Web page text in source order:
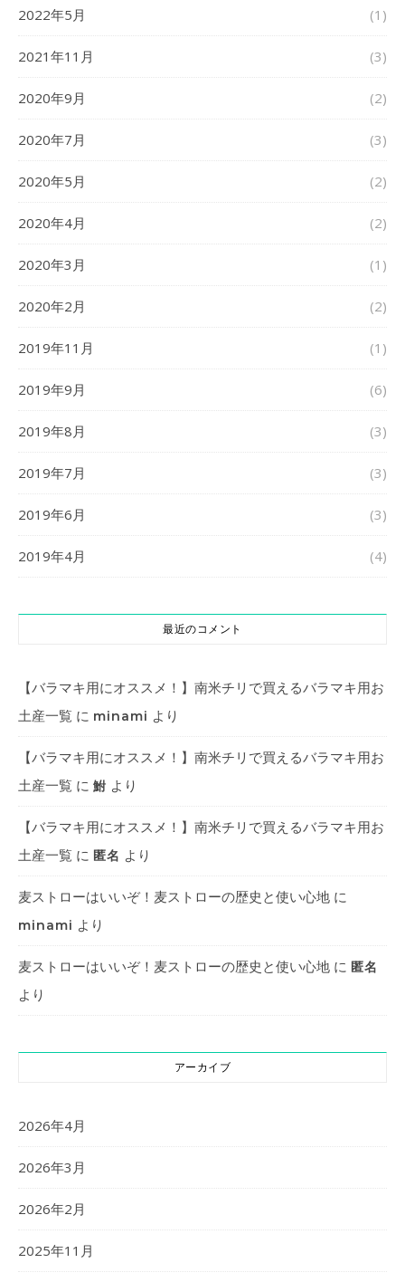
2022年5月 (1)
2021年11月 (3)
2020年9月 (2)
2020年7月 (3)
2020年5月 (2)
2020年4月 (2)
2020年3月 (1)
2020年2月 (2)
2019年11月 (1)
2019年9月 (6)
2019年8月 (3)
2019年7月 (3)
2019年6月 (3)
2019年4月 (4)
最近のコメント
【バラマキ用にオススメ！】南米チリで買えるバラマキ用お
土産一覧 に minami より
【バラマキ用にオススメ！】南米チリで買えるバラマキ用お
土産一覧 に 鮒 より
【バラマキ用にオススメ！】南米チリで買えるバラマキ用お
土産一覧 に 匿名 より
麦ストローはいいぞ！麦ストローの歴史と使い心地 に
minami より
麦ストローはいいぞ！麦ストローの歴史と使い心地 に 匿名
より
アーカイブ
2026年4月
2026年3月
2026年2月
2025年11月